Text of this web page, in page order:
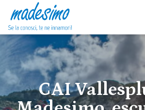
Vai al contenuto
CAI